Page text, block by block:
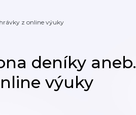
z online výuky
deníky aneb.
výuky